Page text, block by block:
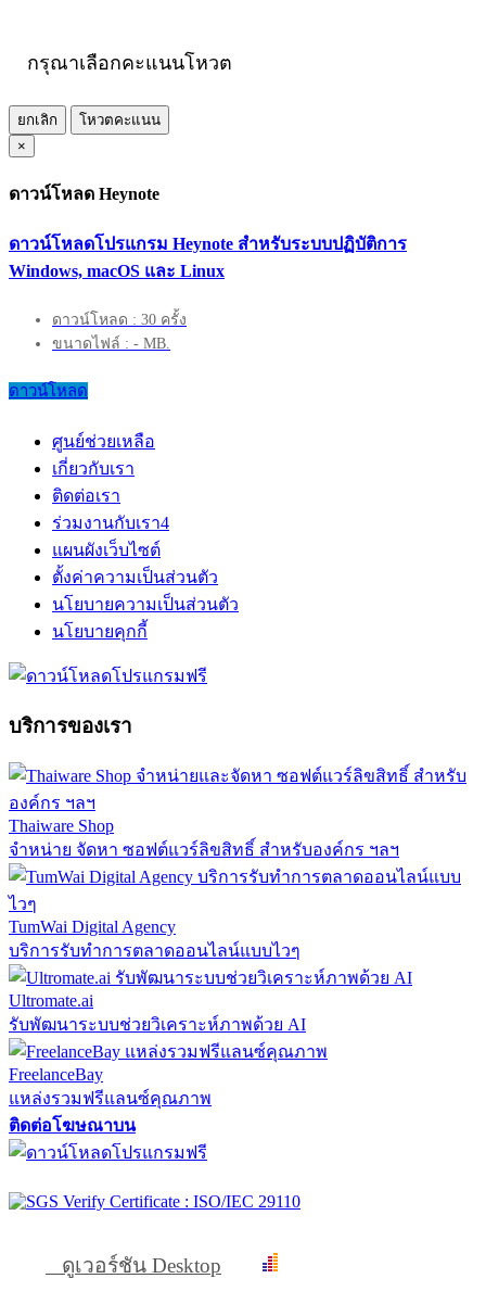
กรุณาเลือกคะแนนโหวต
ยกเลิก
โหวตคะแนน
×
ดาวน์โหลด Heynote
ดาวน์โหลดโปรแกรม Heynote สำหรับระบบปฏิบัติการ
Windows, macOS และ Linux
ดาวน์โหลด : 30 ครั้ง
ขนาดไฟล์ : - MB.
ดาวน์โหลด
ศูนย์ช่วยเหลือ
เกี่ยวกับเรา
ติดต่อเรา
ร่วมงานกับเรา4
แผนผังเว็บไซต์
ตั้งค่าความเป็นส่วนตัว
นโยบายความเป็นส่วนตัว
นโยบายคุกกี้
บริการของเรา
Thaiware Shop
จำหน่าย จัดหา ซอฟต์แวร์ลิขสิทธิ์ สำหรับองค์กร ฯลฯ
TumWai Digital Agency
บริการรับทำการตลาดออนไลน์แบบไวๆ
Ultromate.ai
รับพัฒนาระบบช่วยวิเคราะห์ภาพด้วย AI
FreelanceBay
แหล่งรวมฟรีแลนซ์คุณภาพ
ติดต่อโฆษณาบน
ดูเวอร์ชัน Desktop